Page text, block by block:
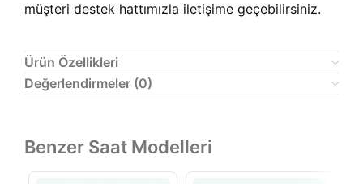
müşteri destek hattımızla iletişime geçebilirsiniz.
Ürün Özellikleri
Değerlendirmeler (0)
Benzer Saat Modelleri